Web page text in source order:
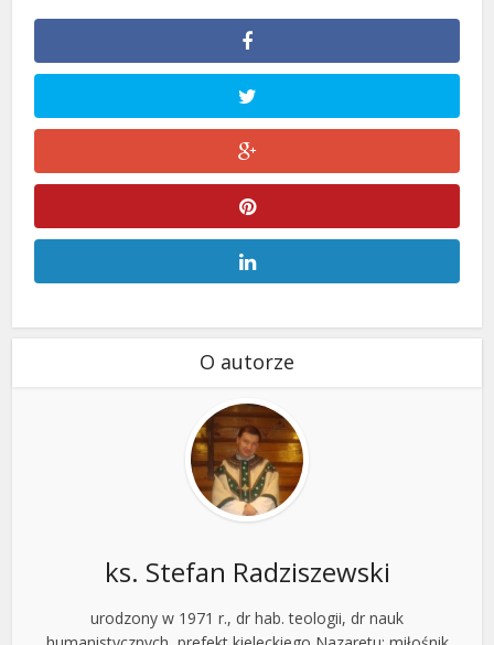
O autorze
ks. Stefan Radziszewski
urodzony w 1971 r., dr hab. teologii, dr nauk